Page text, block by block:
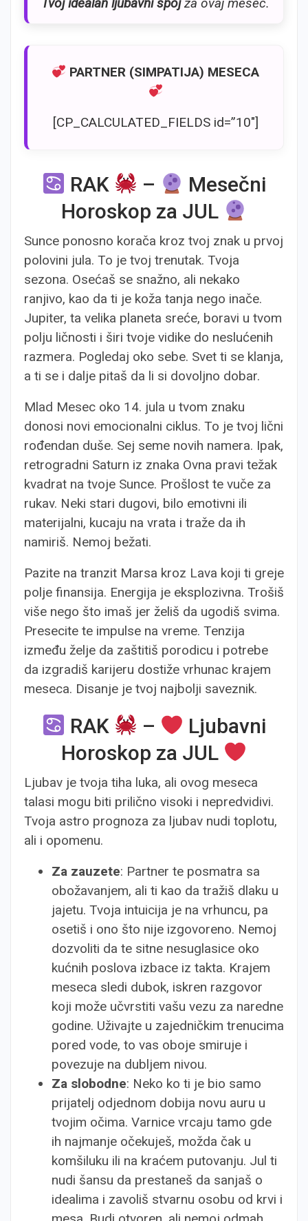
PARTNER (SIMPATIJA) MESECA
[CP_CALCULATED_FIELDS id=”10″]
RAK –
Mesečni
Horoskop za JUL
Sunce ponosno korača kroz tvoj znak u prvoj
polovini jula. To je tvoj trenutak. Tvoja
sezona. Osećaš se snažno, ali nekako
ranjivo, kao da ti je koža tanja nego inače.
Jupiter, ta velika planeta sreće, boravi u tvom
polju ličnosti i širi tvoje vidike do neslućenih
razmera. Pogledaj oko sebe. Svet ti se klanja,
a ti se i dalje pitaš da li si dovoljno dobar.
Mlad Mesec oko 14. jula u tvom znaku
donosi novi emocionalni ciklus. To je tvoj lični
rođendan duše. Sej seme novih namera. Ipak,
retrogradni Saturn iz znaka Ovna pravi težak
kvadrat na tvoje Sunce. Prošlost te vuče za
rukav. Neki stari dugovi, bilo emotivni ili
materijalni, kucaju na vrata i traže da ih
namiriš. Nemoj bežati.
Pazite na tranzit Marsa kroz Lava koji ti greje
polje finansija. Energija je eksplozivna. Trošiš
više nego što imaš jer želiš da ugodiš svima.
Presecite te impulse na vreme. Tenzija
između želje da zaštitiš porodicu i potrebe
da izgradiš karijeru dostiže vrhunac krajem
meseca. Disanje je tvoj najbolji saveznik.
RAK –
Ljubavni
Horoskop za JUL
Ljubav je tvoja tiha luka, ali ovog meseca
talasi mogu biti prilično visoki i nepredvidivi.
Tvoja astro prognoza za ljubav nudi toplotu,
ali i opomenu.
Za zauzete: Partner te posmatra sa
obožavanjem, ali ti kao da tražiš dlaku u
jajetu. Tvoja intuicija je na vrhuncu, pa
osetiš i ono što nije izgovoreno. Nemoj
dozvoliti da te sitne nesuglasice oko
kućnih poslova izbace iz takta. Krajem
meseca sledi dubok, iskren razgovor
koji može učvrstiti vašu vezu za naredne
godine. Uživajte u zajedničkim trenucima
pored vode, to vas oboje smiruje i
povezuje na dubljem nivou.
Za slobodne: Neko ko ti je bio samo
prijatelj odjednom dobija novu auru u
tvojim očima. Varnice vrcaju tamo gde
ih najmanje očekuješ, možda čak u
komšiluku ili na kraćem putovanju. Jul ti
nudi šansu da prestaneš da sanjaš o
idealima i zavoliš stvarnu osobu od krvi i